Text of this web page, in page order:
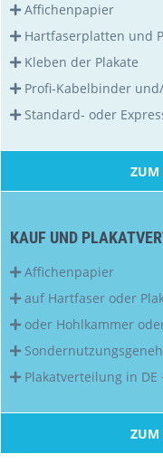
Affichenpapier
Hartfaserplatten und
Kleben der Plakate
Profi-Kabelbinder
Standard- oder
ZUM
KAUF UND
Affichenpapier
auf Hartfaser oder
oder Hohlkammer
Plakatverteilung in DE
ZUM